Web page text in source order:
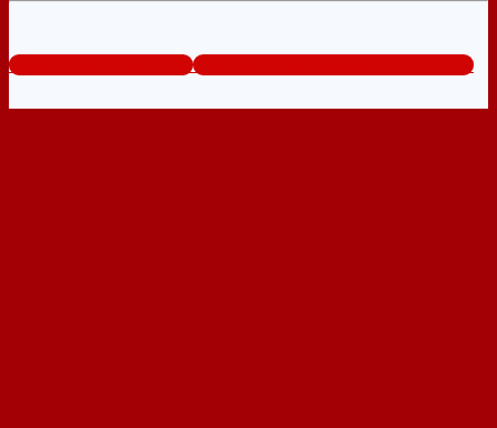
www.cuanhuavango.com Tổng đài tư vấn miễn phí: 0824.400.400